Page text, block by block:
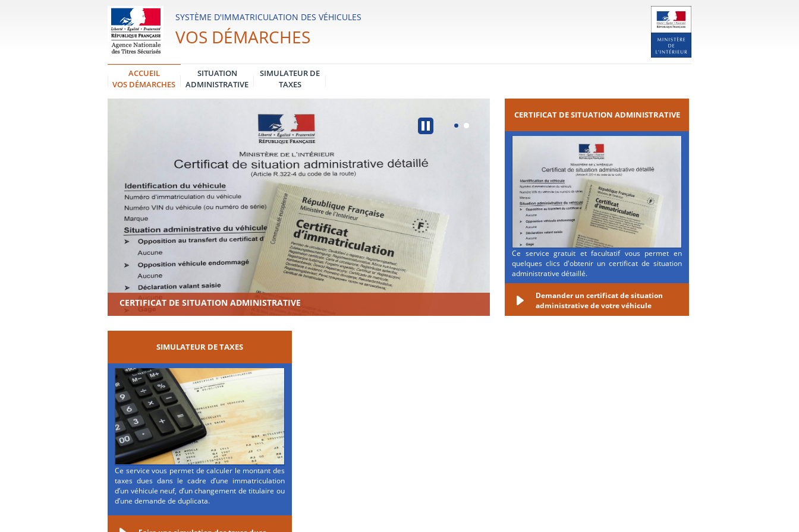
Système
d'Immatriculation
des
Véhicules
SYSTÈME D'IMMATRICULATION DES VÉHICULES
VOS DÉMARCHES
ACCUEIL
VOS DÉMARCHES
SITUATION
ADMINISTRATIVE
SIMULATEUR DE
TAXES
CERTIFICAT DE SITUATION ADMINISTRATIVE
CERTIFICAT DE SITUATION ADMINISTRATIVE
Ce service gratuit et facultatif vous permet en
quelques clics d'obtenir un certificat de situation
administrative détaillé.
Demander un certificat de situation
administrative de votre véhicule
SIMULATEUR DE TAXES
Ce service vous permet de calculer le montant des
taxes dues dans le cadre d’une immatriculation
d’un véhicule neuf, d’un changement de titulaire ou
d’une demande de duplicata.